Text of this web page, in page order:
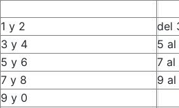
1 y 2
del
3 y 4
5
5 y 6
7 al
7 y 8
9
9 y 0